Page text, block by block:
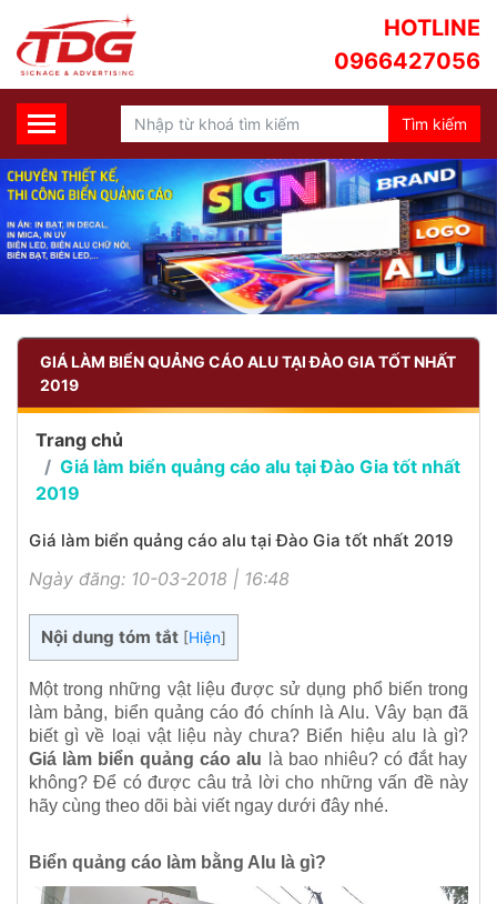
HOTLINE
0966427056
GIÁ LÀM BIỂN QUẢNG CÁO ALU TẠI ĐÀO GIA TỐT NHẤT
2019
Trang chủ
Giá làm biển quảng cáo alu tại Đào Gia tốt nhất
2019
Giá làm biển quảng cáo alu tại Đào Gia tốt nhất 2019
Ngày đăng: 10-03-2018 | 16:48
Nội dung tóm tắt [Hiện]
Một trong những vật liệu được sử dụng phổ biến trong
làm bảng, biển quảng cáo đó chính là Alu. Vây bạn đã
biết gì về loại vật liệu này chưa? Biển hiệu alu là gì?
Giá làm biển quảng cáo alu
là bao nhiêu? có đắt hay
không? Để có được câu trả lời cho những vấn đề này
hãy cùng theo dõi bài viết ngay dưới đây nhé.
Biển quảng cáo làm bằng Alu là gì?